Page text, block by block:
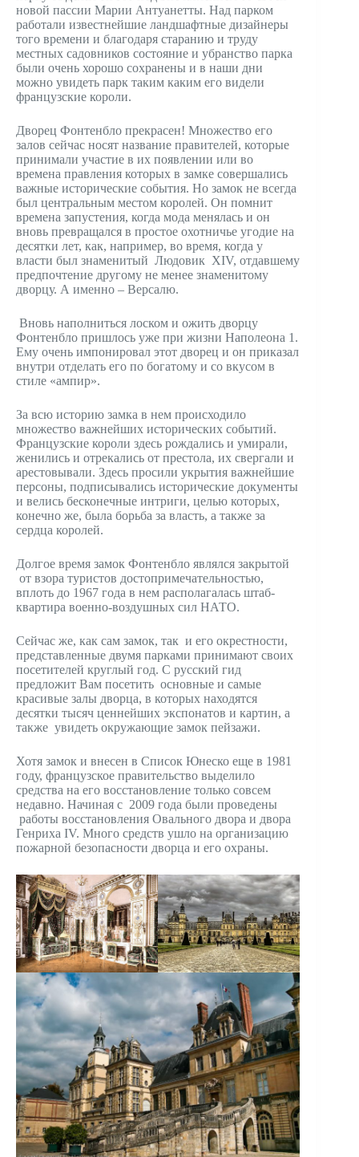
новой пассии Марии Антуанетты. Над парком
работали известнейшие ландшафтные дизайнеры
того времени и благодаря старанию и труду
местных садовников состояние и убранство парка
были очень хорошо сохранены и в наши дни
можно увидеть парк таким каким его видели
французские короли.
Дворец Фонтенбло прекрасен! Множество его
залов сейчас носят название правителей, которые
принимали участие в их появлении или во
времена правления которых в замке совершались
важные исторические события. Но замок не всегда
был центральным местом королей. Он помнит
времена запустения, когда мода менялась и он
вновь превращался в простое охотничье угодие на
десятки лет, как, например, во время, когда у
власти был знаменитый Людовик XIV, отдавшему
предпочтение другому не менее знаменитому
дворцу. А именно – Версалю.
Вновь наполниться лоском и ожить дворцу
Фонтенбло пришлось уже при жизни Наполеона 1.
Ему очень импонировал этот дворец и он приказал
внутри отделать его по богатому и со вкусом в
стиле «ампир».
За всю историю замка в нем происходило
множество важнейших исторических событий.
Французские короли здесь рождались и умирали,
женились и отрекались от престола, их свергали и
арестовывали. Здесь просили укрытия важнейшие
персоны, подписывались исторические документы
и велись бесконечные интриги, целью которых,
конечно же, была борьба за власть, а также за
сердца королей.
Долгое время замок Фонтенбло являлся закрытой
от взора туристов достопримечательностью,
вплоть до 1967 года в нем располагалась штаб-
квартира военно-воздушных сил НАТО.
Сейчас же, как сам замок, так и его окрестности,
представленные двумя парками принимают своих
посетителей круглый год. С русский гид
предложит Вам посетить основные и самые
красивые залы дворца, в которых находятся
десятки тысяч ценнейших экспонатов и картин, а
также увидеть окружающие замок пейзажи.
Хотя замок и внесен в Список Юнеско еще в 1981
году, французское правительство выделило
средства на его восстановление только совсем
недавно. Начиная с 2009 года были проведены
работы восстановления Овального двора и двора
Генриха IV. Много средств ушло на организацию
пожарной безопасности дворца и его охраны.